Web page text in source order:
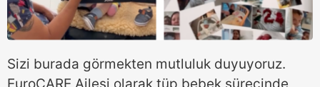
Sizi burada görmekten mutluluk duyuyoruz.